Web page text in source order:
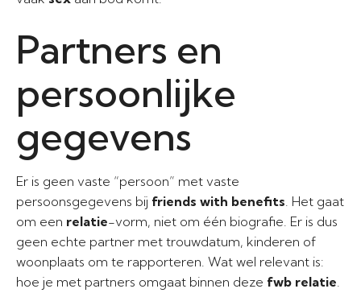
Partners en
persoonlijke
gegevens
Er is geen vaste “persoon” met vaste
persoonsgegevens bij friends with benefits. Het gaat
om een relatie-vorm, niet om één biografie. Er is dus
geen echte partner met trouwdatum, kinderen of
woonplaats om te rapporteren. Wat wel relevant is:
hoe je met partners omgaat binnen deze fwb relatie.